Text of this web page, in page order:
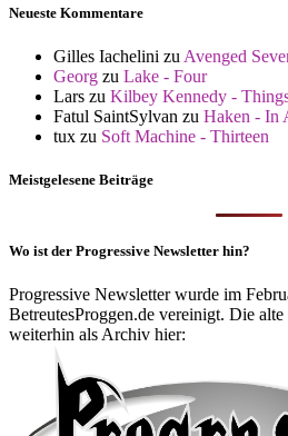
Neueste Kommentare
Gilles Iachelini zu Avenged
Georg zu Lake - Four
Lars zu Kilbey Kennedy -
Fatul SaintSylvan zu Haken - In
tux zu Soft Machine - Thirteen
Meistgelesene Beiträge
Wo ist der Progressive Newsletter hin?
Progressive Newsletter wurde im
BetreutesProggen.de vereinigt. Die
weiterhin als Archiv hier: